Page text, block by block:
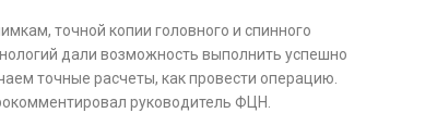
точной копии головного и спинного
дали возможность выполнить успешно
точные расчеты, как провести операцию.
руководитель ФЦН.